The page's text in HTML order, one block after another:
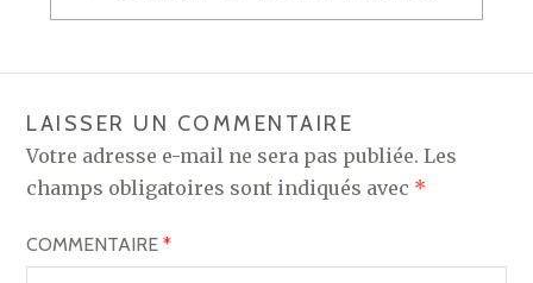
DE
LAISSER UN COMMENTAIRE
Votre adresse e-mail ne sera pas publiée. Les
champs obligatoires sont indiqués avec *
COMMENTAIRE*